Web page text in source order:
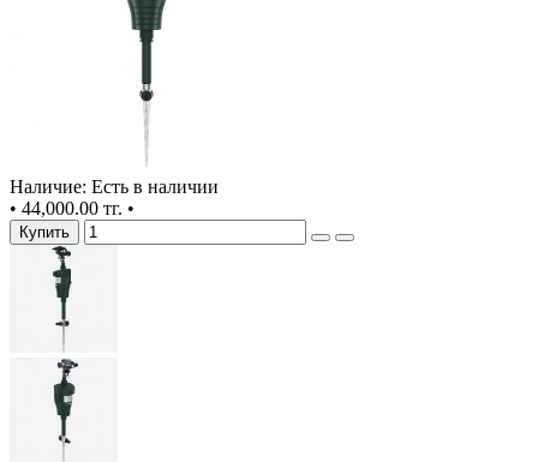
Наличие: Есть в наличии
• 44,000.00 тг. •
Купить